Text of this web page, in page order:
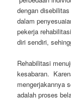
dengan
dalam
pekerja
diri sendiri,
Rehabilitasi
kesabaran.
mengerjakannya
adalah proses